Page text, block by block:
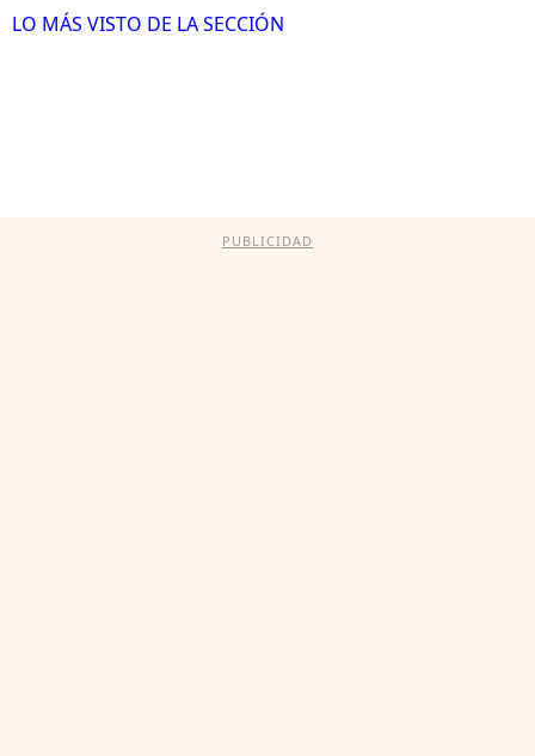
LO MÁS VISTO DE LA SECCIÓN
PUBLICIDAD